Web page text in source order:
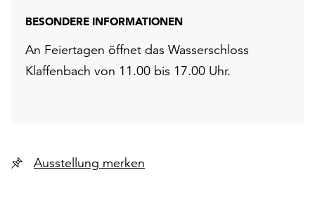
BESONDERE INFORMATIONEN
An Feiertagen öffnet das Wasserschloss
Klaffenbach von 11.00 bis 17.00 Uhr.
Ausstellung merken